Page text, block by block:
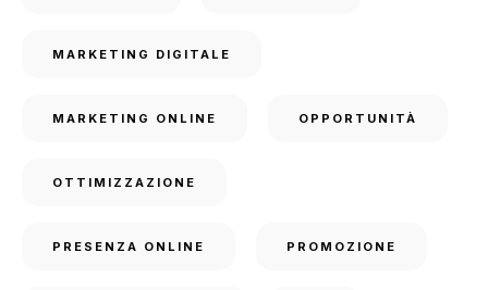
MARKETING DIGITALE
MARKETING ONLINE OPPORTUNITÀ
OTTIMIZZAZIONE
PRESENZA ONLINE PROMOZIONE